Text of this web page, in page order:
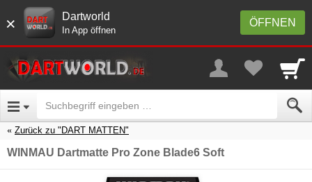
× ÖFFNEN
Dartworld
In App öffnen
Zurück zu "DART MATTEN"
WINMAU Dartmatte Pro Zone Blade6 Soft